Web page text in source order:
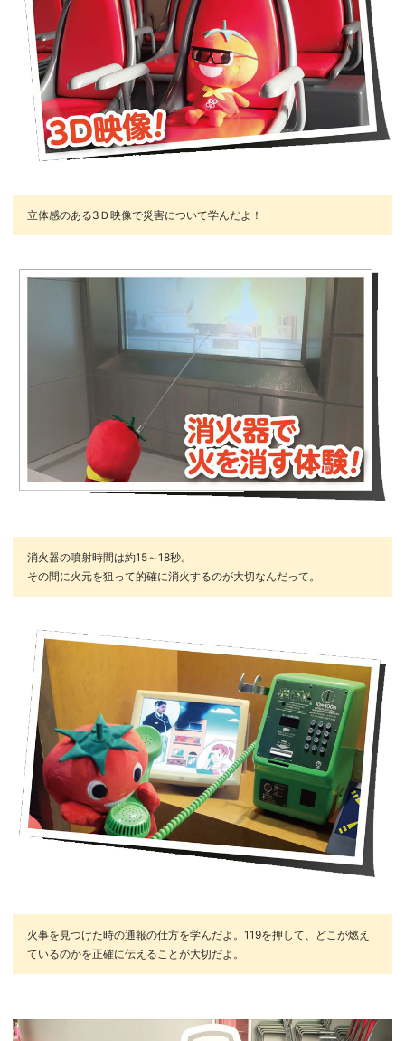
立体感のある3Ｄ映像で災害について学んだよ！
消火器の噴射時間は約15～18秒。
その間に火元を狙って的確に消火するのが大切なんだって。
火事を見つけた時の通報の仕方を学んだよ。119を押して、どこが燃え
ているのかを正確に伝えることが大切だよ。